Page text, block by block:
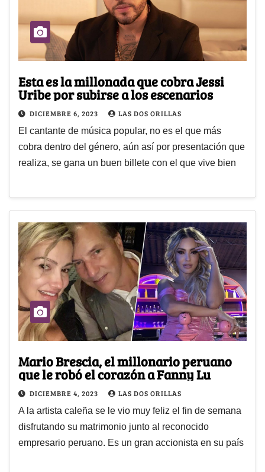
Esta es la millonada que cobra Jessi
Uribe por subirse a los escenarios
DICIEMBRE 6, 2023 LAS DOS ORILLAS
El cantante de música popular, no es el que más
cobra dentro del género, aún así por presentación que
realiza, se gana un buen billete con el que vive bien
Mario Brescia, el millonario peruano
que le robó el corazón a Fanny Lu
DICIEMBRE 4, 2023 LAS DOS ORILLAS
A la artista caleña se le vio muy feliz el fin de semana
disfrutando su matrimonio junto al reconocido
empresario peruano. Es un gran accionista en su país